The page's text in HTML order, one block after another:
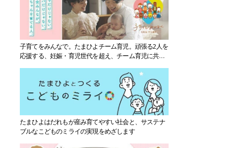
子育てをみんなで。たまひよチーム育児。頑張る2人を
応援する、妊娠・育児世代を超え、チーム育児に共感
たまひよはだれもが産み育てやすい社会と、サステナ
ブルなこどものミライの実現をめざします